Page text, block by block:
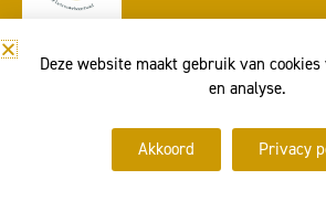
Linkedin-Facebook-
Buro
Deze website maakt gebruik van
en analyse.
Akkoord Privacy